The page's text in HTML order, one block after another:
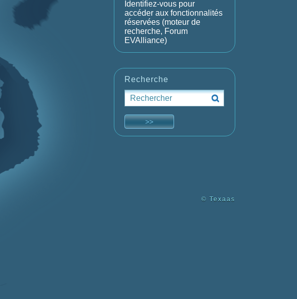
Identifiez-vous pour
accéder aux fonctionnalités
réservées (moteur de
recherche, Forum
EVAlliance)
Recherche
© Texaas